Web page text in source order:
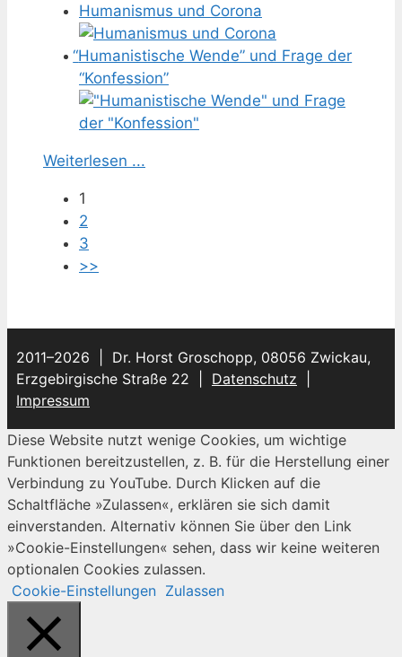
Humanismus und Corona
“Humanistische Wende” und Frage der
“Konfession”
Weiterlesen ...
1
2
3
>>
2011–2026 | Dr. Horst Groschopp, 08056 Zwickau,
Erzgebirgische Straße 22 | Datenschutz
Impressum
Diese Website nutzt wenige Cookies, um wichtige
Funktionen bereitzustellen, z. B. für die Herstellung einer
Verbindung zu YouTube. Durch Klicken auf die
Schaltfläche »Zulassen«, erklären sie sich damit
einverstanden. Alternativ können Sie über den Link
»Cookie-Einstellungen« sehen, dass wir keine weiteren
optionalen Cookies zulassen.
Cookie-Einstellungen Zulassen